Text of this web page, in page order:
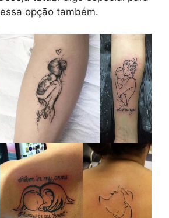
opção também.